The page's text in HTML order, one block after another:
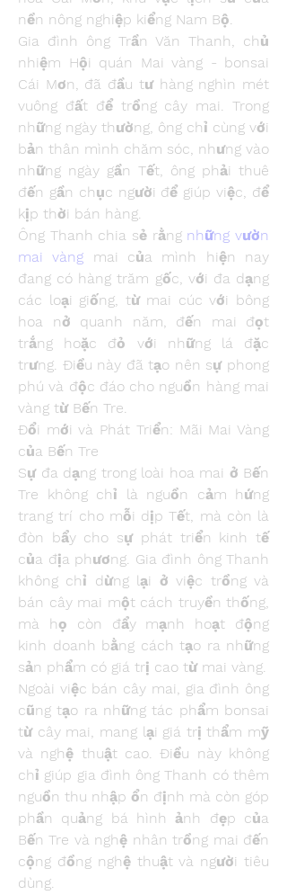
nền nông nghiệp kiểng Nam Bộ.
Gia đình ông Trần Văn Thanh, chủ
nhiệm Hội quán Mai vàng - bonsai
Cái Mơn, đã đầu tư hàng nghìn mét
vuông đất để trồng cây mai. Trong
những ngày thường, ông chỉ cùng với
bản thân mình chăm sóc, nhưng vào
những ngày gần Tết, ông phải thuê
đến gần chục người để giúp việc, để
kịp thời bán hàng.
Ông Thanh chia sẻ rằng những vườn
mai vàng mai của mình hiện nay
đang có hàng trăm gốc, với đa dạng
các loại giống, từ mai cúc với bông
hoa nở quanh năm, đến mai đọt
trắng hoặc đỏ với những lá đặc
trưng. Điều này đã tạo nên sự phong
phú và độc đáo cho nguồn hàng mai
vàng từ Bến Tre.
Đổi mới và Phát Triển: Mãi Mai Vàng
của Bến Tre
Sự đa dạng trong loài hoa mai ở Bến
Tre không chỉ là nguồn cảm hứng
trang trí cho mỗi dịp Tết, mà còn là
đòn bẩy cho sự phát triển kinh tế
của địa phương. Gia đình ông Thanh
không chỉ dừng lại ở việc trồng và
bán cây mai một cách truyền thống,
mà họ còn đẩy mạnh hoạt động
kinh doanh bằng cách tạo ra những
sản phẩm có giá trị cao từ mai vàng.
Ngoài việc bán cây mai, gia đình ông
cũng tạo ra những tác phẩm bonsai
từ cây mai, mang lại giá trị thẩm mỹ
và nghệ thuật cao. Điều này không
chỉ giúp gia đình ông Thanh có thêm
nguồn thu nhập ổn định mà còn góp
phần quảng bá hình ảnh đẹp của
Bến Tre và nghệ nhân trồng mai đến
cộng đồng nghệ thuật và người tiêu
dùng.